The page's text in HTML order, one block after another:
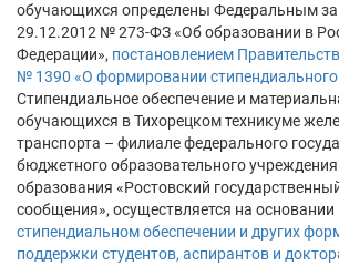
обучающихся определены Федеральным
29.12.2012 № 273-ФЗ «Об образовании в
Федерации», постановлением
№ 1390 «О формировании
Стипендиальное обеспечение и
обучающихся в Тихорецком техникуме
транспорта – филиале федерального
бюджетного образовательного
образования «Ростовский
сообщения», осуществляется на основании
стипендиальном обеспечении и других
поддержки студентов, аспирантов и